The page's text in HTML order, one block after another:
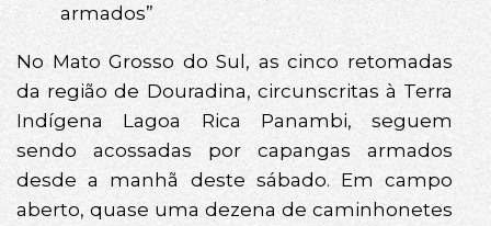
armados”
No Mato Grosso do Sul, as cinco retomadas
da região de Douradina, circunscritas à Terra
Indígena Lagoa Rica Panambi, seguem
sendo acossadas por capangas armados
desde a manhã deste sábado. Em campo
aberto, quase uma dezena de caminhonetes